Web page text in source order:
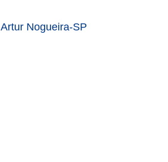
Artur Nogueira-SP